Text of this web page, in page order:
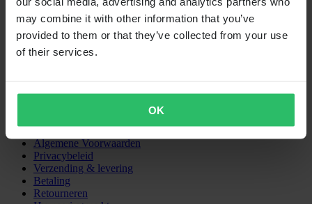
may combine it with other information that you’ve
provided to them or that they’ve collected from your use
of their services.
OK
24MX is een onderdeel van Pierce Group AB
Pierce Group AB | Fleminggatan 20A, 112 26 Stockholm, Zweden
Gevolmachtigde vertegenwoordiger: Göran Dahlin
Btw-registratienummer: OSS VAT NO SE556763159201
Algemene Voorwaarden
Privacybeleid
Verzending & levering
Betaling
Retourneren